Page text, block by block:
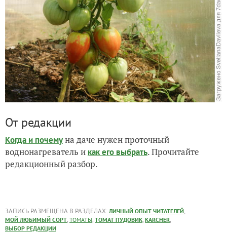
От редакции
Когда и почемуна даче нужен проточный
воднонагреватель и как его выбрать. Прочитайте
редакционный разбор.
ЗАПИСЬ РАЗМЕЩЕНА В РАЗДЕЛАХ: ЛИЧНЫЙ ОПЫТ ЧИТАТЕЛЕЙ,
МОЙ ЛЮБИМЫЙ СОРТ, ТОМАТЫ, ТОМАТ ПУДОВИК, KARCHER,
ВЫБОР РЕДАКЦИИ